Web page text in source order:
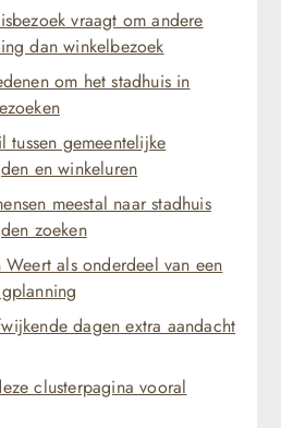
vraagt om andere
dan winkelbezoek
om het stadhuis in
tussen gemeentelijke
en winkeluren
meestal naar stadhuis
zoeken
Weert als onderdeel van een
dagen extra aandacht
clusterpagina vooral